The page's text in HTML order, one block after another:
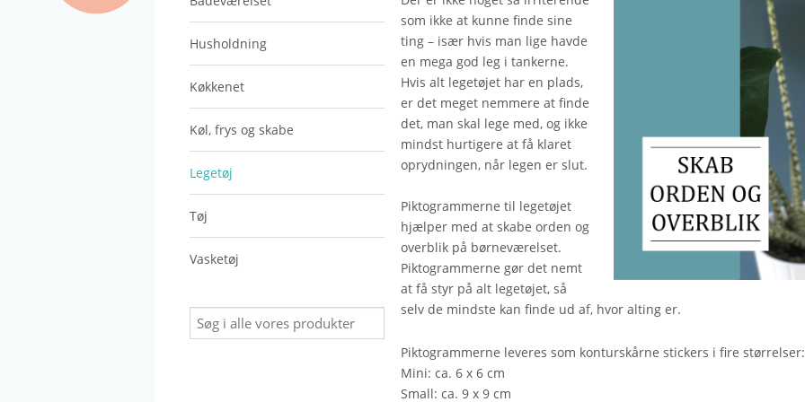
Husholdning
Køkkenet
Køl, frys og skabe
Legetøj
Tøj
Vasketøj
som ikke at kunne finde sine
ting – især hvis man lige havde
en mega god leg i tankerne.
Hvis alt legetøjet har en plads,
er det meget nemmere at finde
det, man skal lege med, og ikke
mindst hurtigere at få klaret
oprydningen, når legen er slut.
Piktogrammerne til legetøjet
hjælper med at skabe orden og
overblik på børneværelset.
Piktogrammerne gør det nemt
at få styr på alt legetøjet, så
selv de mindste kan finde ud af, hvor alting er.
Piktogrammerne leveres som konturskårne stickers i fire størrelser:
Mini: ca. 6 x 6 cm
Small: ca. 9 x 9 cm